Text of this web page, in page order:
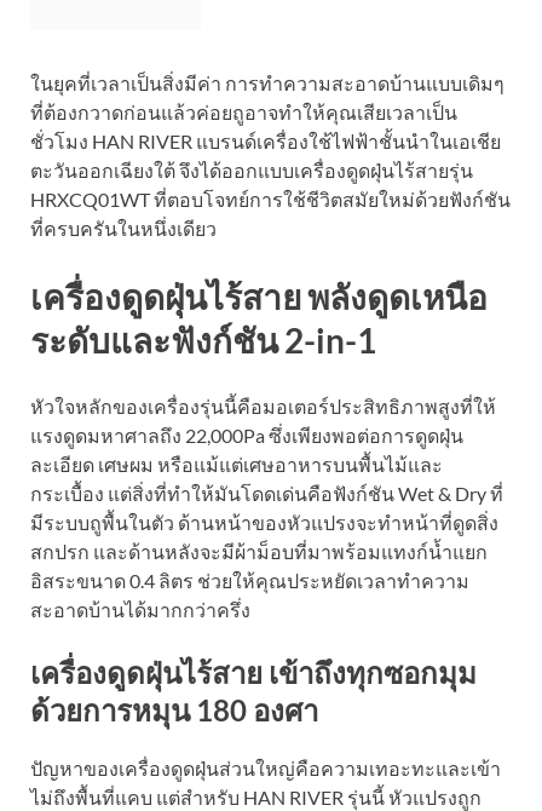
ในยุคที่เวลาเป็นสิ่งมีค่า การทำความสะอาดบ้านแบบเดิมๆ
ที่ต้องกวาดก่อนแล้วค่อยถูอาจทำให้คุณเสียเวลาเป็น
ชั่วโมง HAN RIVER แบรนด์เครื่องใช้ไฟฟ้าชั้นนำในเอเชีย
ตะวันออกเฉียงใต้ จึงได้ออกแบบเครื่องดูดฝุ่นไร้สายรุ่น
HRXCQ01WT ที่ตอบโจทย์การใช้ชีวิตสมัยใหม่ด้วยฟังก์ชัน
ที่ครบครันในหนึ่งเดียว
เครื่องดูดฝุ่นไร้สาย พลังดูดเหนือ
ระดับและฟังก์ชัน 2-in-1
หัวใจหลักของเครื่องรุ่นนี้คือมอเตอร์ประสิทธิภาพสูงที่ให้
แรงดูดมหาศาลถึง 22,000Pa ซึ่งเพียงพอต่อการดูดฝุ่น
ละเอียด เศษผม หรือแม้แต่เศษอาหารบนพื้นไม้และ
กระเบื้อง แต่สิ่งที่ทำให้มันโดดเด่นคือฟังก์ชัน Wet & Dry ที่
มีระบบถูพื้นในตัว ด้านหน้าของหัวแปรงจะทำหน้าที่ดูดสิ่ง
สกปรก และด้านหลังจะมีผ้าม็อบที่มาพร้อมแทงก์น้ำแยก
อิสระขนาด 0.4 ลิตร ช่วยให้คุณประหยัดเวลาทำความ
สะอาดบ้านได้มากกว่าครึ่ง
เครื่องดูดฝุ่นไร้สาย เข้าถึงทุกซอกมุม
ด้วยการหมุน 180 องศา
ปัญหาของเครื่องดูดฝุ่นส่วนใหญ่คือความเทอะทะและเข้า
ไม่ถึงพื้นที่แคบ แต่สำหรับ HAN RIVER รุ่นนี้ หัวแปรงถูก